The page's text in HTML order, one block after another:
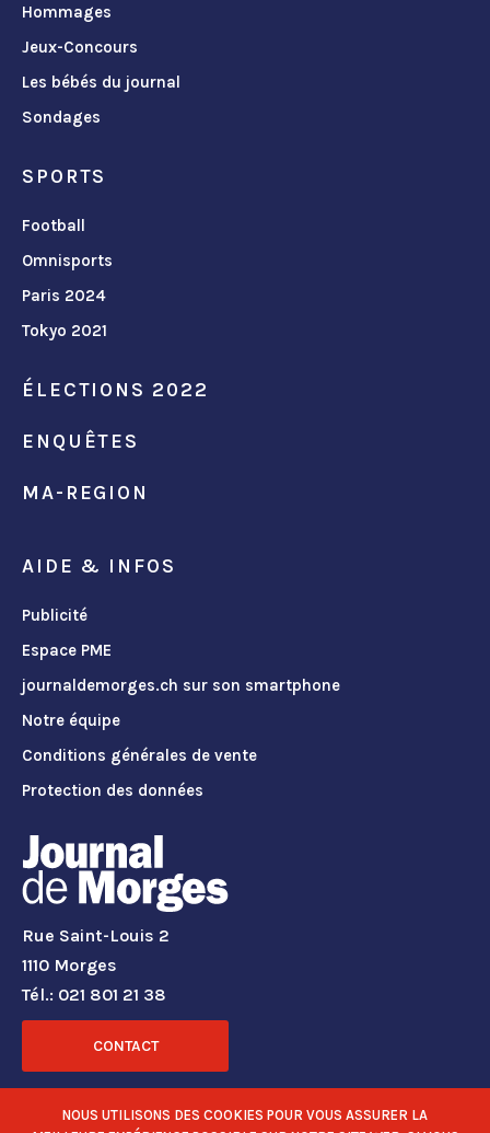
Hommages
Jeux-Concours
Les bébés du journal
Sondages
SPORTS
Football
Omnisports
Paris 2024
Tokyo 2021
ÉLECTIONS 2022
ENQUÊTES
MA-REGION
AIDE & INFOS
Publicité
Espace PME
journaldemorges.ch sur son smartphone
Notre équipe
Conditions générales de vente
Protection des données
Rue Saint-Louis 2
1110 Morges
Tél.: 021 801 21 38
CONTACT
RÉSEAUX SOCIAUX
NOUS UTILISONS DES COOKIES POUR VOUS ASSURER LA